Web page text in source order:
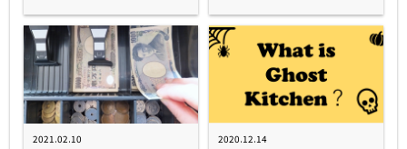
2021.02.10 2020.12.14